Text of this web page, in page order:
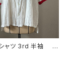
シャツ 3rd 半袖 白